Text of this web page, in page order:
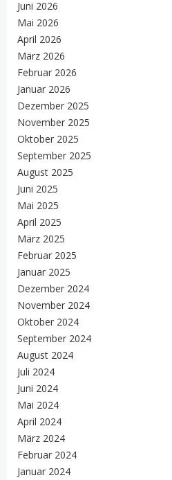
Juni 2026
Mai 2026
April 2026
März 2026
Februar 2026
Januar 2026
Dezember 2025
November 2025
Oktober 2025
September 2025
August 2025
Juni 2025
Mai 2025
April 2025
März 2025
Februar 2025
Januar 2025
Dezember 2024
November 2024
Oktober 2024
September 2024
August 2024
Juli 2024
Juni 2024
Mai 2024
April 2024
März 2024
Februar 2024
Januar 2024